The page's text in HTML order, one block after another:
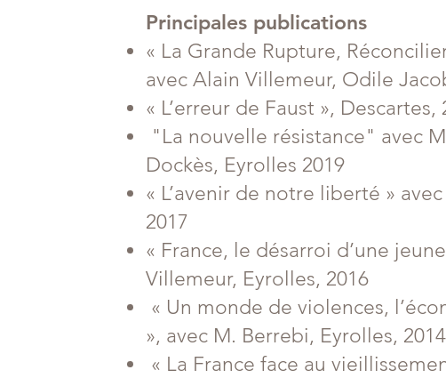
Principales publications
« La Grande Rupture,
avec Alain Villemeur, Odile
« L’erreur de Faust », Descartes,
"La nouvelle résistance" avec
Dockès, Eyrolles 2019
« L’avenir de notre liberté »
2017
« France, le désarroi d’une
Villemeur, Eyrolles, 2016
« Un monde de violences,
», avec M. Berrebi, Eyrolles, 2014
« La France face au